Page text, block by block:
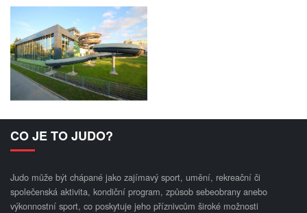
CO JE TO JUDO?
Judo může být chápané jako zajímavý sport, umění, rekreační či
společenská aktivita, kondiční program, způsob sebeobrany anebo
výkonnostní sport, co poskytuje jeho příznivcům široké možnosti